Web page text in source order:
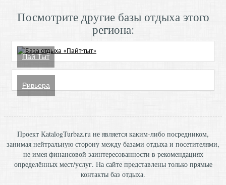
Посмотрите другие базы отдыха этого
региона:
Пай Тыт
Ривьера
Проект KatalogTurbaz.ru не является каким-либо посредником,
занимая нейтральную сторону между базами отдыха и посетителями,
не имея финансовой заинтересованности в рекомендациях
определённых мест/услуг. На сайте представлены только прямые
контакты баз отдыха.